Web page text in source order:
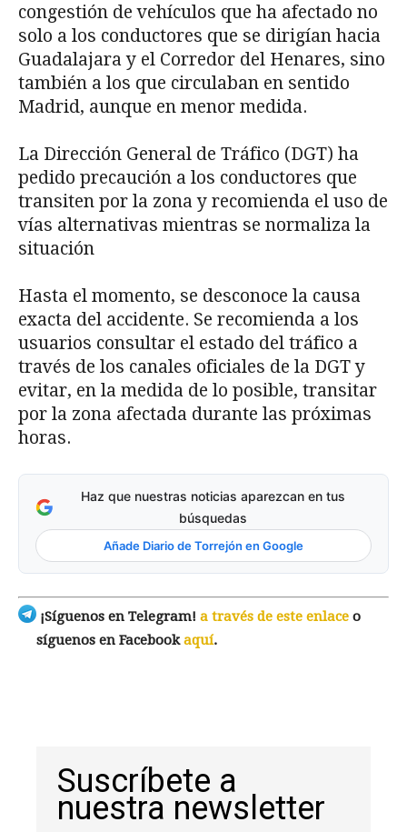
congestión de vehículos que ha afectado no
solo a los conductores que se dirigían hacia
Guadalajara y el Corredor del Henares, sino
también a los que circulaban en sentido
Madrid, aunque en menor medida.
La Dirección General de Tráfico (DGT) ha
pedido precaución a los conductores que
transiten por la zona y recomienda el uso de
vías alternativas mientras se normaliza la
situación
Hasta el momento, se desconoce la causa
exacta del accidente. Se recomienda a los
usuarios consultar el estado del tráfico a
través de los canales oficiales de la DGT y
evitar, en la medida de lo posible, transitar
por la zona afectada durante las próximas
horas.
Haz que nuestras noticias aparezcan en tus
búsquedas
Añade Diario de Torrejón en Google
¡Síguenos en Telegram! a través de este enlace o
síguenos en Facebookaquí.
Suscríbete a
nuestra newsletter